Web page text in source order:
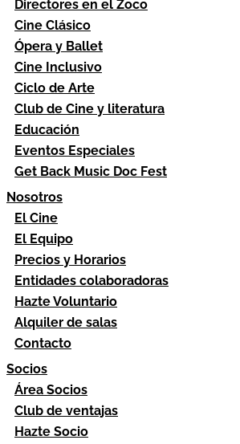
Directores en el Zoco
Cine Clásico
Ópera y Ballet
Cine Inclusivo
Ciclo de Arte
Club de Cine y literatura
Educación
Eventos Especiales
Get Back Music Doc Fest
Nosotros
El Cine
El Equipo
Precios y Horarios
Entidades colaboradoras
Hazte Voluntario
Alquiler de salas
Contacto
Socios
Área Socios
Club de ventajas
Hazte Socio